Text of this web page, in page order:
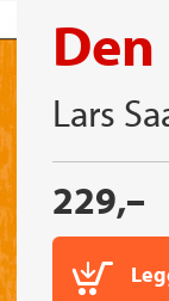
Lars
229,–